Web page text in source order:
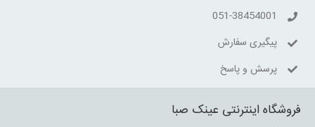
051-38454001
پیگیری سفارش
پرسش و پاسخ
فروشگاه اینترنتی عینک صبا